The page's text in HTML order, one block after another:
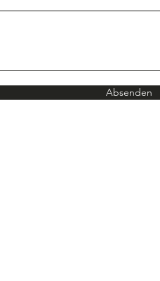
Absenden